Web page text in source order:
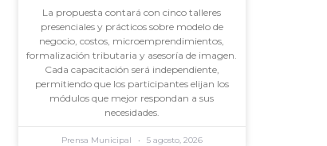
La propuesta contará con cinco talleres
presenciales y prácticos sobre modelo de
negocio, costos, microemprendimientos,
formalización tributaria y asesoría de imagen.
Cada capacitación será independiente,
permitiendo que los participantes elijan los
módulos que mejor respondan a sus
necesidades.
Prensa Municipal 5 agosto, 2026